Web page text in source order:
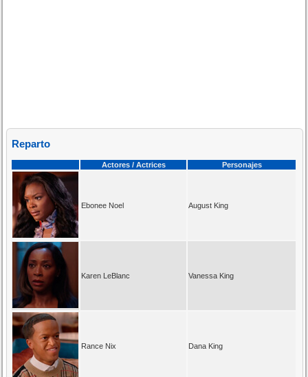
Reparto
Actores / Actrices Personajes
Ebonee Noel August King
Karen LeBlanc Vanessa King
Rance Nix Dana King